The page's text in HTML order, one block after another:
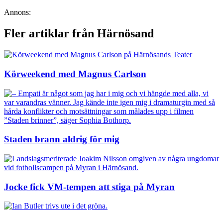
Annons:
Fler artiklar från Härnösand
Körweekend med Magnus Carlson
Staden brann aldrig för mig
Jocke fick VM-tempen att stiga på Myran